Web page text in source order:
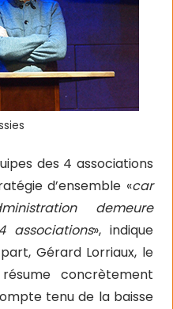
des 4 associations
d’ensemble «car
demeure
associations», indique
Gérard Lorriaux, le
concrètement
tenu de la baisse